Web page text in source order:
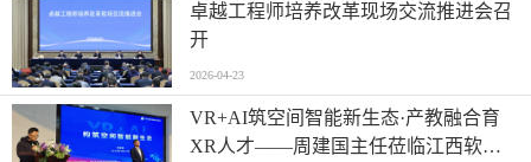
卓越工程师培养改革现场交流推进会召
开
2026-04-23
VR+AI筑空间智能新生态·产教融合育
XR人才——周建国主任莅临江西软件